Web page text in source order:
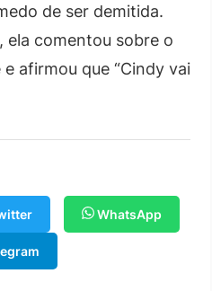
de ser demitida.
ela comentou sobre o
afirmou que “Cindy vai
WhatsApp